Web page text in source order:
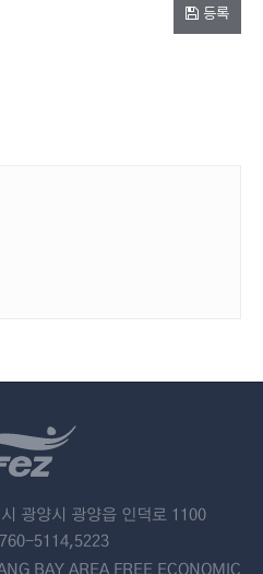
등록
광양시 광양읍 인덕로 1100
5114,5223
BAY AREA FREE ECONOMIC